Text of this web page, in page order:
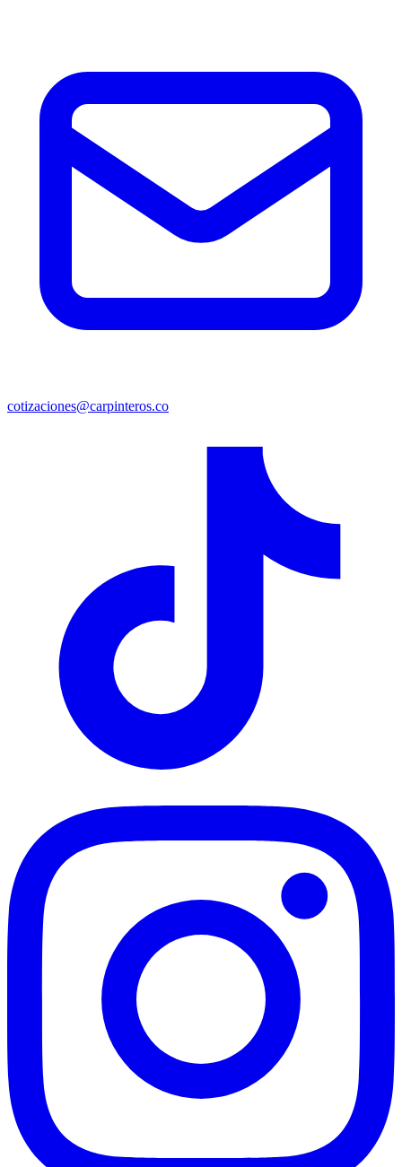
cotizaciones@carpinteros.co